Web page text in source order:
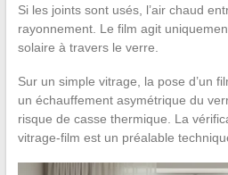
Si les joints sont usés, l’air chaud
rayonnement. Le film agit
solaire à travers le verre.
Sur un simple vitrage, la pose d’un
un échauffement asymétrique du
risque de casse thermique. La
vitrage-film est un préalable